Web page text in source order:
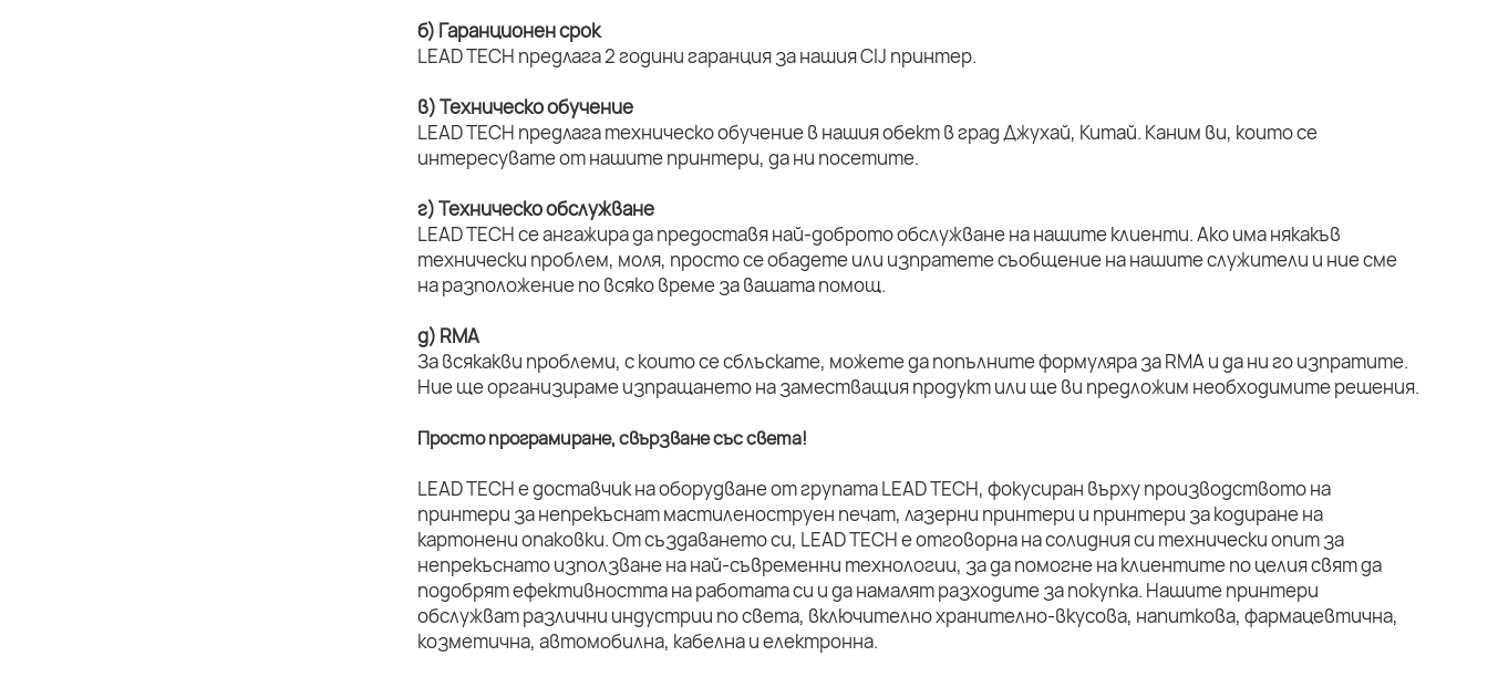
б) Гаранционен срок
LEAD TECH предлага 2 години гаранция за нашия CIJ принтер.
в) Техническо обучение
LEAD TECH предлага техническо обучение в нашия обект в град Джухай, Китай. Каним ви, които се
интересувате от нашите принтери, да ни посетите.
г) Техническо обслужване
LEAD TECH се ангажира да предоставя най-доброто обслужване на нашите клиенти. Ако има някакъв
технически проблем, моля, просто се обадете или изпратете съобщение на нашите служители и ние сме
на разположение по всяко време за вашата помощ.
д) RMA
За всякакви проблеми, с които се сблъскате, можете да попълните формуляра за RMA и да ни го изпратите.
Ние ще организираме изпращането на заместващия продукт или ще ви предложим необходимите решения.
Просто програмиране, свързване със света!
LEAD TECH е доставчик на оборудване от групата LEAD TECH, фокусиран върху производството на
принтери за непрекъснат мастиленоструен печат, лазерни принтери и принтери за кодиране на
картонени опаковки. От създаването си, LEAD TECH е отговорна на солидния си технически опит за
непрекъснато използване на най-съвременни технологии, за да помогне на клиентите по целия свят да
подобрят ефективността на работата си и да намалят разходите за покупка. Нашите принтери
обслужват различни индустрии по света, включително хранително-вкусова, напиткова, фармацевтична,
козметична, автомобилна, кабелна и електронна.